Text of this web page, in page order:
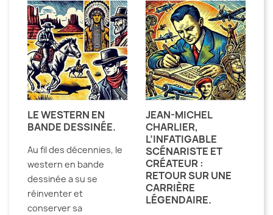
LE WESTERN EN
BANDE DESSINÉE.
Au fil des décennies, le
western en bande
dessinée a su se
réinventer et
conserver sa
JEAN-MICHEL
CHARLIER,
L’INFATIGABLE
SCÉNARISTE ET
CRÉATEUR :
RETOUR SUR UNE
CARRIÈRE
LÉGENDAIRE.